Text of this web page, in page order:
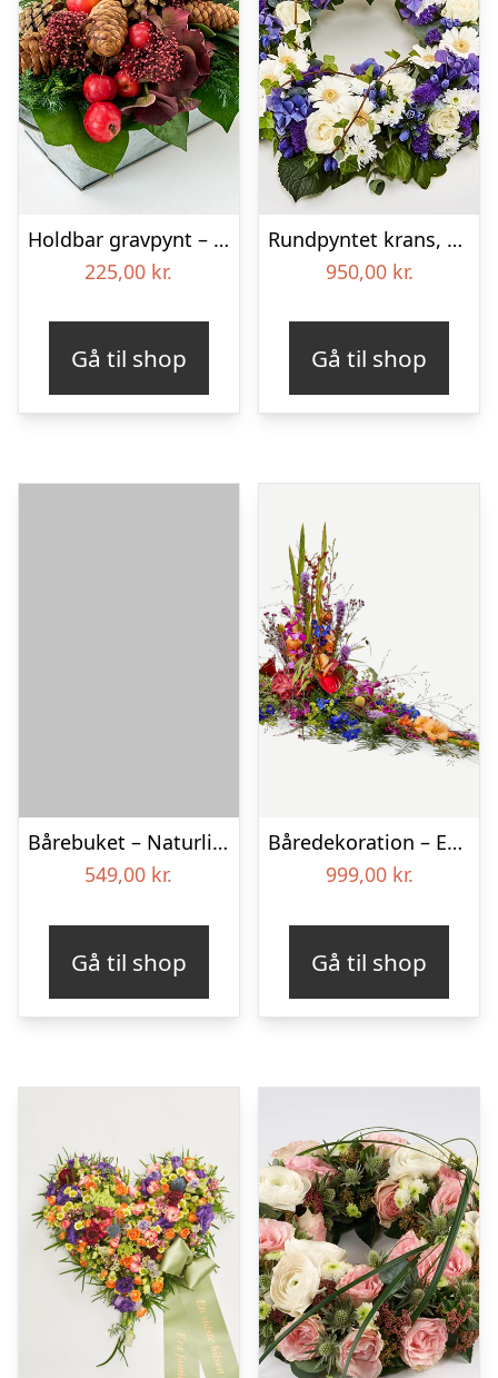
Holdbar gravpynt – Blomster til begravelse
225,00 kr.
Gå til shop
Rundpyntet krans, blå og hvid – Blomster til begravelse
950,00 kr.
Gå til shop
Bårebuket – Naturlig hvid
549,00 kr.
Gå til shop
Båredekoration – Et farverigt farvel
999,00 kr.
Gå til shop